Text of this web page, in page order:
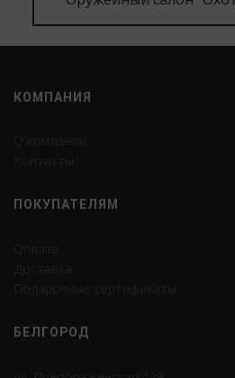
КОМПАНИЯ
ПОКУПАТЕЛЯМ
БЕЛГОРОД